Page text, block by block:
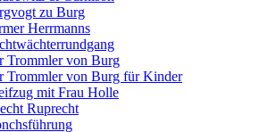
zu Burg
Herrmanns
Trommler von Burg
Trommler von Burg für Kinder
mit Frau Holle
Ruprecht